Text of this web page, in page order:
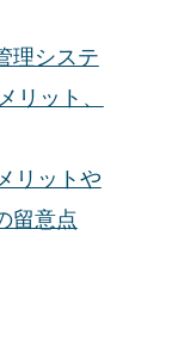
理システ
リット、
リットや
留意点